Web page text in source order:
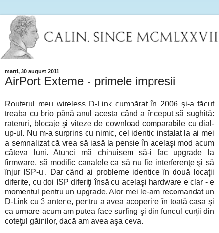
marți, 30 august 2011
AirPort Exteme - primele impresii
Routerul meu wireless D-Link cumpărat în 2006 şi-a făcut
treaba cu brio până anul acesta când a început să sughită:
rateruri, blocaje şi viteze de download comparabile cu dial-
up-ul. Nu m-a surprins cu nimic, cel identic instalat la ai mei
a semnalizat că vrea să iasă la pensie în acelaşi mod acum
câteva luni. Atunci mă chinuisem să-i fac upgrade la
firmware, să modific canalele ca să nu fie interferenţe şi să
înjur ISP-ul. Dar când ai probleme identice în două locaţii
diferite, cu doi ISP diferiţi însă cu acelaşi hardware e clar - e
momentul pentru un upgrade. Alor mei le-am recomandat un
D-Link cu 3 antene, pentru a avea acoperire în toată casa şi
ca urmare acum am putea face surfing şi din fundul curţii din
coteţul găinilor, dacă am avea aşa ceva.